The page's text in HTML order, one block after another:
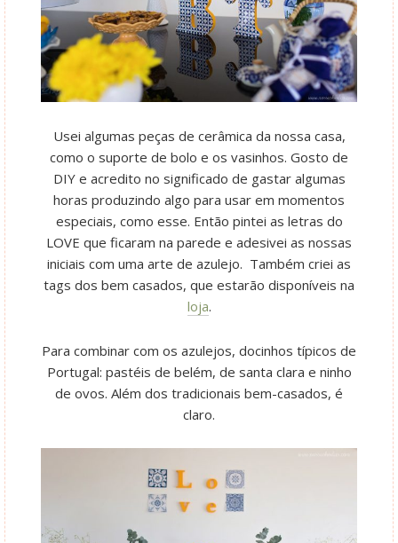
Usei algumas peças de cerâmica da nossa casa,
como o suporte de bolo e os vasinhos. Gosto de
DIY e acredito no significado de gastar algumas
horas produzindo algo para usar em momentos
especiais, como esse. Então pintei as letras do
LOVE que ficaram na parede e adesivei as nossas
iniciais com uma arte de azulejo. Também criei as
tags dos bem casados, que estarão disponíveis na
loja.
Para combinar com os azulejos, docinhos típicos de
Portugal: pastéis de belém, de santa clara e ninho
de ovos. Além dos tradicionais bem-casados, é
claro.